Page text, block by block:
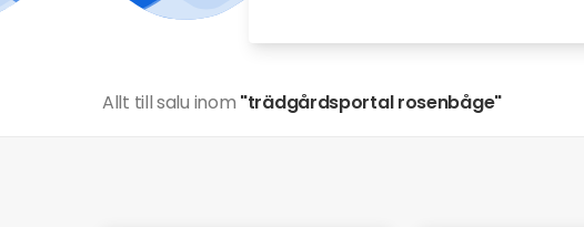
Allt till salu inom "trädgårdsportal rosenbåge"